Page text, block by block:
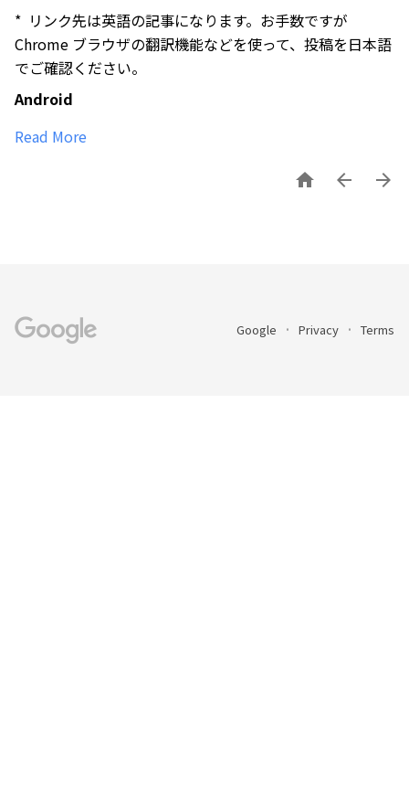
* リンク先は英語の記事になります。お手数ですが
Chrome ブラウザの翻訳機能などを使って、投稿を日本語
でご確認ください。
Android
Read More

 
Google Privacy Terms